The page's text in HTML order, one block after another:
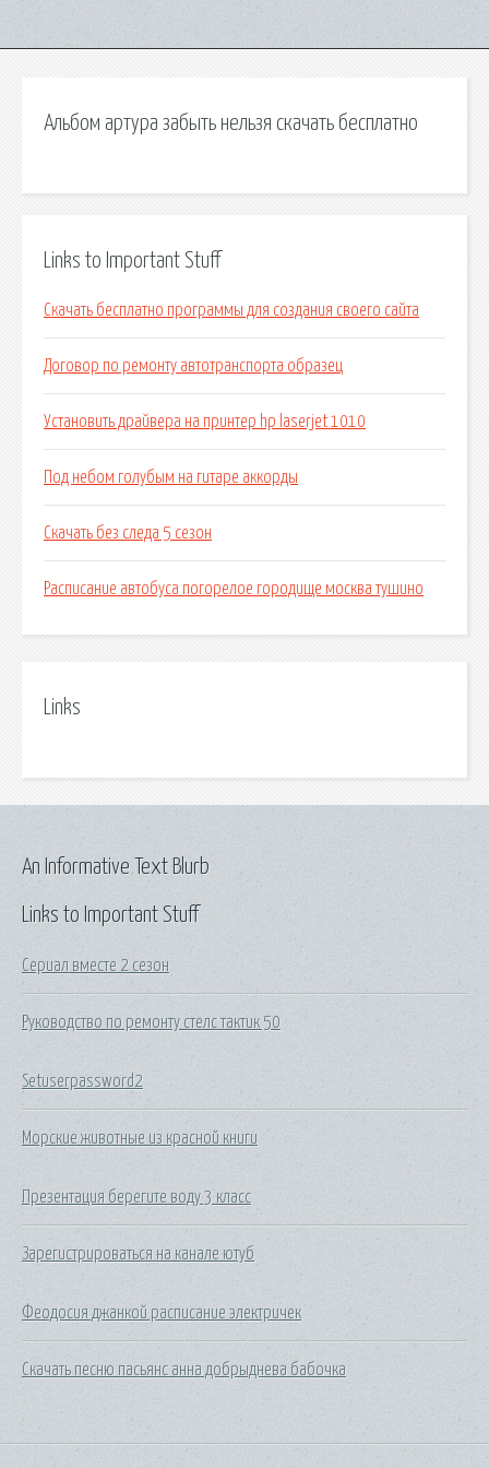
Альбом артура забыть нельзя скачать бесплатно
Links to Important Stuff
Скачать бесплатно программы для создания своего сайта
Договор по ремонту автотранспорта образец
Установить драйвера на принтер hp laserjet 1010
Под небом голубым на гитаре аккорды
Скачать без следа 5 сезон
Расписание автобуса погорелое городище москва тушино
Links
Links to Important Stuff
Сериал вместе 2 сезон
Руководство по ремонту стелс тактик 50
Setuserpassword2
Морские животные из красной книги
Презентация берегите воду 3 класс
Зарегистрироваться на канале ютуб
Феодосия джанкой расписание электричек
Скачать песню пасьянс анна добрыднева бабочка
An Informative Text Blurb